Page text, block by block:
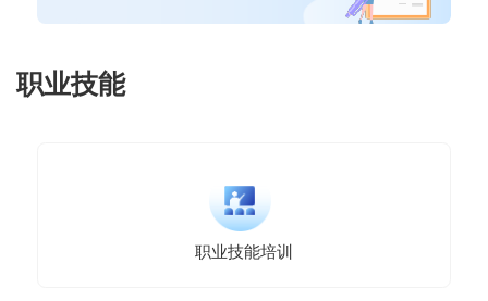
职业技能
职业技能培训